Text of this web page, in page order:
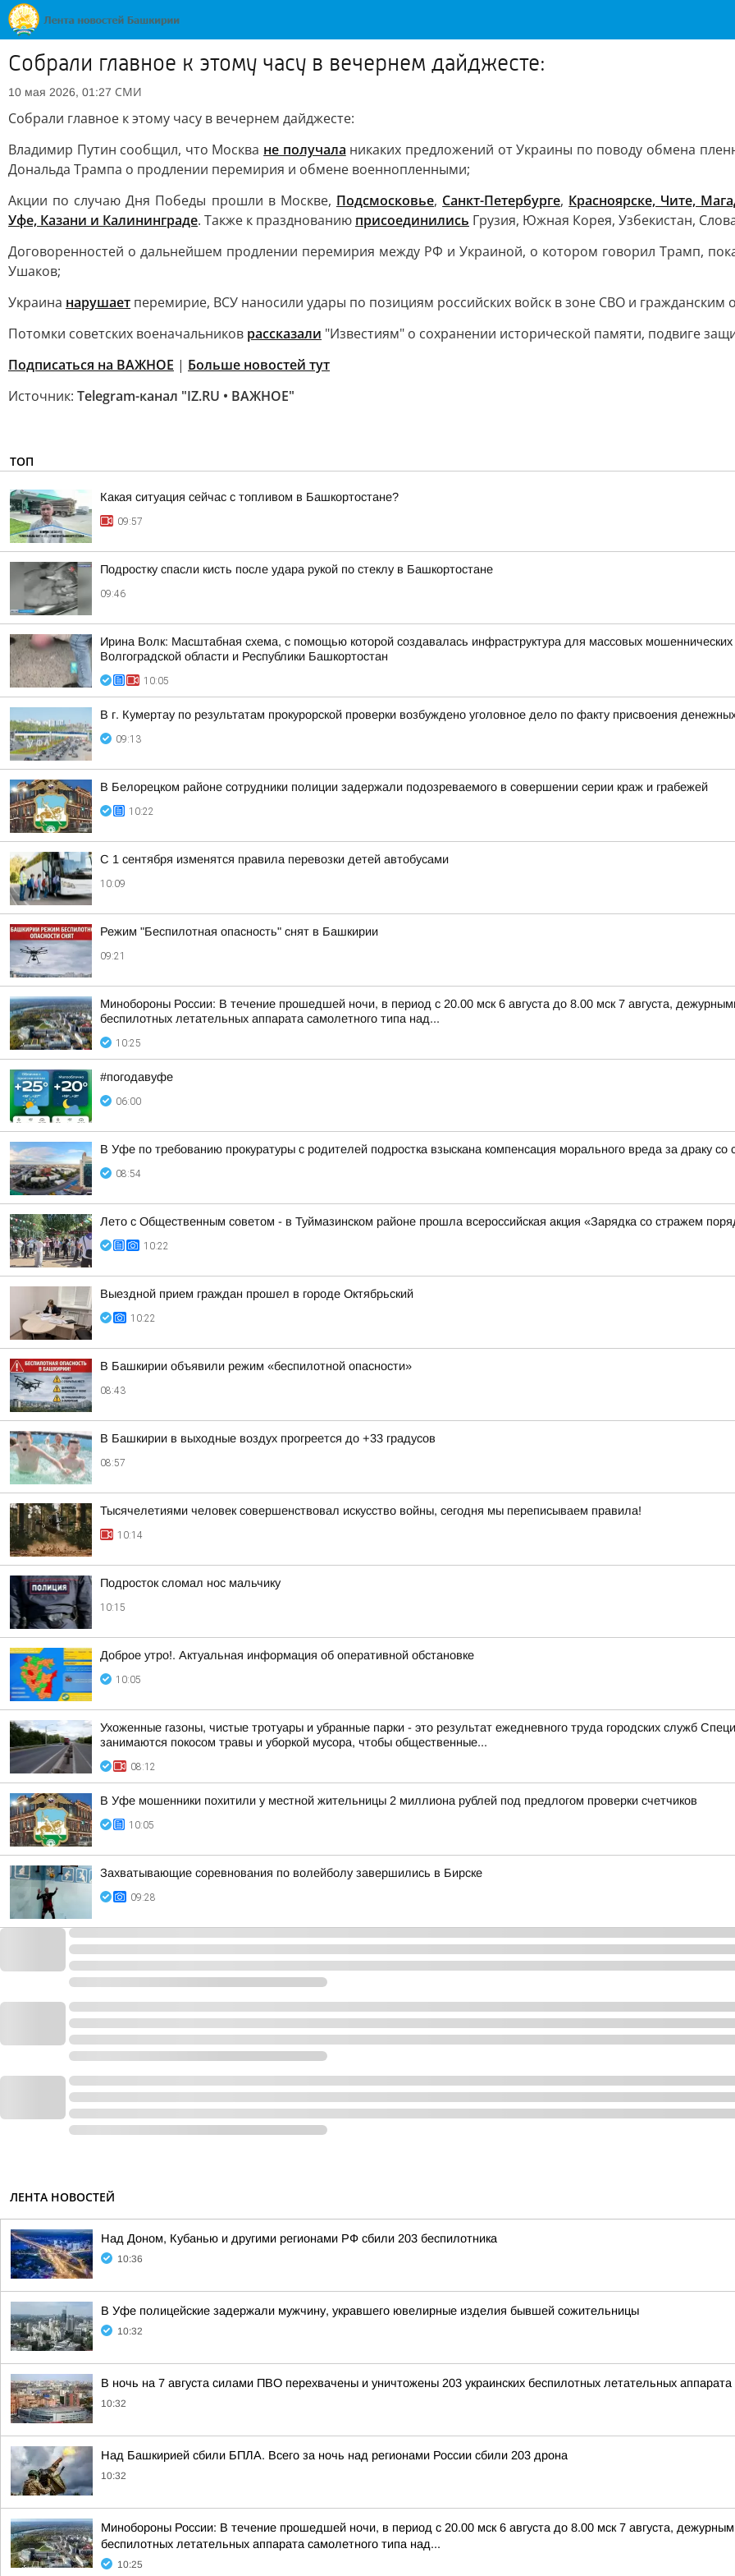
Собрали главное к этому часу в вечернем дайджесте:
10 мая 2026, 01:27 СМИ
Собрали главное к этому часу в вечернем дайджесте:
Владимир Путин сообщил, что Москва не получала никаких предложений от Украины по поводу обмена
Дональда Трампа о продлении перемирия и обмене военнопленными;
Акции по случаю Дня Победы прошли в Москве, Подсмосковье, Санкт-Петербурге, Красноярске, Чите,
Уфе, Казани и Калининграде. Также к празднованию присоединились Грузия, Южная Корея, Узбекистан,
Договоренностей о дальнейшем продлении перемирия между РФ и Украиной, о котором говорил Трамп,
Ушаков;
Украина нарушает перемирие, ВСУ наносили удары по позициям российских войск в зоне СВО и
Потомки советских военачальников рассказали "Известиям" о сохранении исторической памяти, подвиге
Подписаться на ВАЖНОЕ | Больше новостей тут
Источник: Telegram-канал "IZ.RU • ВАЖНОЕ"
ТОП
Какая ситуация сейчас с топливом в Башкортостане?
09:57
Подростку спасли кисть после удара рукой по стеклу в Башкортостане
09:46
Ирина Волк: Масштабная схема, с помощью которой создавалась инфраструктура для массовых
Волгоградской области и Республики Башкортостан
10:05
В г. Кумертау по результатам прокурорской проверки возбуждено уголовное дело по факту присвоения
09:13
В Белорецком районе сотрудники полиции задержали подозреваемого в совершении серии краж и грабежей
10:22
С 1 сентября изменятся правила перевозки детей автобусами
10:09
Режим "Беспилотная опасность" снят в Башкирии
09:21
Минобороны России: В течение прошедшей ночи, в период с 20.00 мск 6 августа до 8.00 мск 7 августа,
беспилотных летательных аппарата самолетного типа над...
10:25
#погодавуфе
06:00
В Уфе по требованию прокуратуры с родителей подростка взыскана компенсация морального вреда за драку со
08:54
Лето с Общественным советом - в Туймазинском районе прошла всероссийская акция «Зарядка со стражем
10:22
Выездной прием граждан прошел в городе Октябрьский
10:22
В Башкирии объявили режим «беспилотной опасности»
08:43
В Башкирии в выходные воздух прогреется до +33 градусов
08:57
Тысячелетиями человек совершенствовал искусство войны, сегодня мы переписываем правила!
10:14
Подросток сломал нос мальчику
10:15
Доброе утро!. Актуальная информация об оперативной обстановке
10:05
Ухоженные газоны, чистые тротуары и убранные парки - это результат ежедневного труда городских служб
занимаются покосом травы и уборкой мусора, чтобы общественные...
08:12
В Уфе мошенники похитили у местной жительницы 2 миллиона рублей под предлогом проверки счетчиков
10:05
Захватывающие соревнования по волейболу завершились в Бирске
09:28
ЛЕНТА НОВОСТЕЙ
Над Доном, Кубанью и другими регионами РФ сбили 203 беспилотника
10:36
В Уфе полицейские задержали мужчину, укравшего ювелирные изделия бывшей сожительницы
10:32
В ночь на 7 августа силами ПВО перехвачены и уничтожены 203 украинских беспилотных летательных аппарата
10:32
Над Башкирией сбили БПЛА. Всего за ночь над регионами России сбили 203 дрона
10:32
Минобороны России: В течение прошедшей ночи, в период с 20.00 мск 6 августа до 8.00 мск 7 августа,
беспилотных летательных аппарата самолетного типа над...
10:25